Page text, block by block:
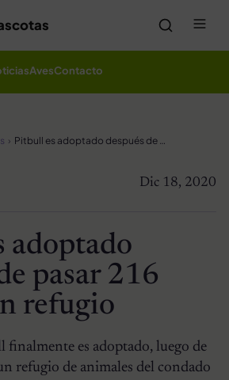
AvesContacto
Pitbull es adoptado después de pasar 216 días en un refugio
Dic 18, 2020
adoptado
pasar 216
refugio
finalmente es adoptado, luego de
refugio de animales del condado